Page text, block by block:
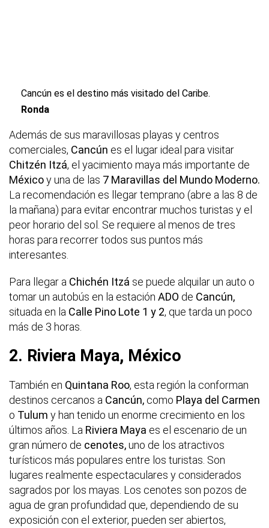
Cancún es el destino más visitado del Caribe.
Ronda
Además de sus maravillosas playas y centros
comerciales, Cancún es el lugar ideal para visitar
Chitzén Itzá, el yacimiento maya más importante de
Méxicoy una de las 7 Maravillas del Mundo Moderno.
La recomendación es llegar temprano (abre a las 8 de
la mañana) para evitar encontrar muchos turistas y el
peor horario del sol. Se requiere al menos de tres
horas para recorrer todos sus puntos más
interesantes.
Para llegar a Chichén Itzá se puede alquilar un auto o
tomar un autobús en la estación ADO de Cancún,
situada en la Calle Pino Lote 1 y 2, que tarda un poco
más de 3 horas.
2. Riviera Maya, México
También en Quintana Roo, esta región la conforman
destinos cercanos a Cancún, como Playa del Carmen
o Tulum y han tenido un enorme crecimiento en los
últimos años. La Riviera Maya es el escenario de un
gran número de cenotes,uno de los atractivos
turísticos más populares entre los turistas. Son
lugares realmente espectaculares y considerados
sagrados por los mayas. Los cenotes son pozos de
agua de gran profundidad que, dependiendo de su
exposición con el exterior, pueden ser abiertos,